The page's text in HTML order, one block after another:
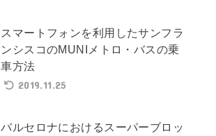
スマートフォンを利用したサンフラ
ンシスコのMUNIメトロ・バスの乗
車方法
2019.11.25
バルセロナにおけるスーパーブロッ